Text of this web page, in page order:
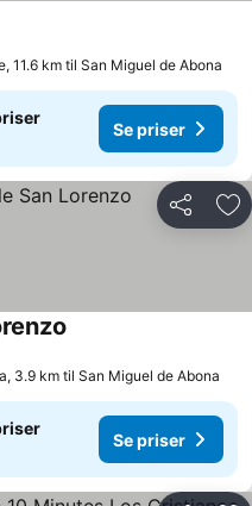
11.6 km til San Miguel de Abona
Se priser
Del
3.9 km til San Miguel de Abona
Se priser